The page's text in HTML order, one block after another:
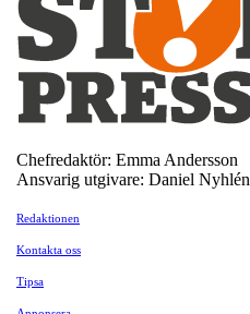
Chefredaktör: Emma Andersson
Ansvarig utgivare: Daniel Nyhlén
Redaktionen
Kontakta oss
Tipsa